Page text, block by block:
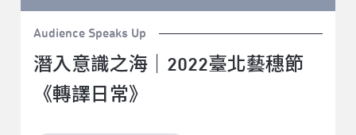
Audience Speaks Up
潛入意識之海｜2022臺北藝穗節
《轉譯日常》